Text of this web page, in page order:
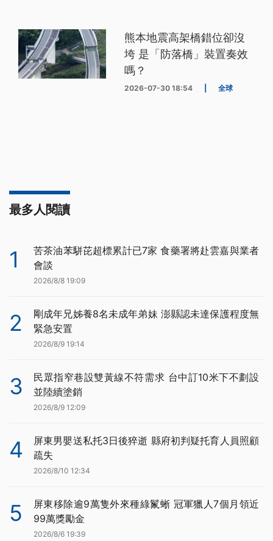
熊本地震高架橋錯位卻沒
垮 是「防落橋」裝置奏效
嗎？
2026-07-30 18:54 全球
最多人閱讀
1
苦茶油苯駢芘超標累計已7家 食藥署將赴雲嘉與業者
會談
2026/8/8 19:09
2
剛成年兄姊養8名未成年弟妹 澎縣認未達保護程度無
緊急安置
2026/8/9 19:14
3
民眾指窄巷設雙黃線不符需求 台中訂10米下不劃設
並陸續塗銷
2026/8/9 12:09
4
屏東男嬰送私托3日後猝逝 縣府初判疑托育人員照顧
疏失
2026/8/10 12:34
5
屏東移除逾9萬隻外來種綠鬣蜥 冠軍獵人7個月領近
99萬獎勵金
2026/8/6 19:39